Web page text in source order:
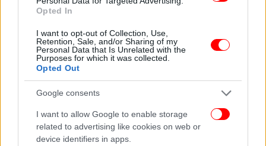
Opted In
I want to opt-out of Collection, Use,
Retention, Sale, and/or Sharing of my
Personal Data that Is Unrelated with the
Purposes for which it was collected.
Opted Out
Google consents
I want to allow Google to enable storage
related to advertising like cookies on web or
device identifiers in apps.